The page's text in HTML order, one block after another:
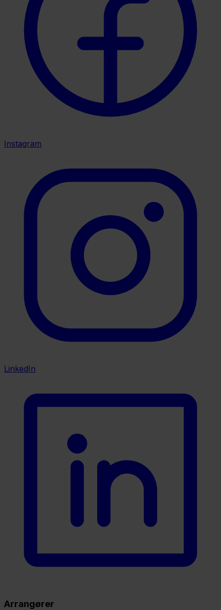
Instagram
LinkedIn
Arrangører